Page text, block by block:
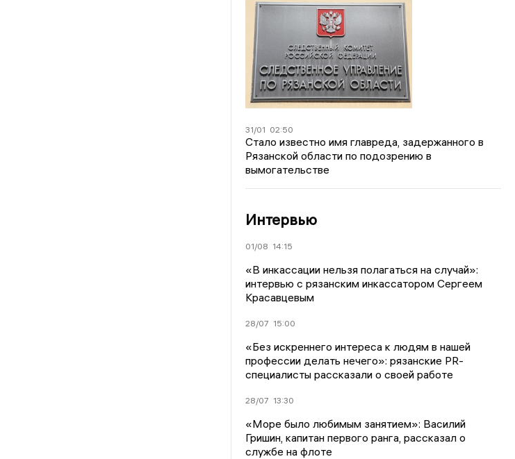
31/01 02:50
Стало известно имя главреда, задержанного в
Рязанской области по подозрению в
вымогательстве
Интервью
01/08 14:15
«В инкассации нельзя полагаться на случай»:
интервью с рязанским инкассатором Сергеем
Красавцевым
28/07 15:00
«Без искреннего интереса к людям в нашей
профессии делать нечего»: рязанские PR-
специалисты рассказали о своей работе
28/07 13:30
«Море было любимым занятием»: Василий
Гришин, капитан первого ранга, рассказал о
службе на флоте